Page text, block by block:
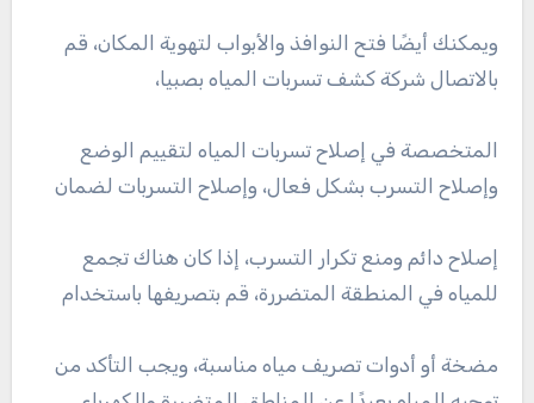
ويمكنك أيضًا فتح النوافذ والأبواب لتهوية المكان، قم
بالاتصال شركة كشف تسربات المياه بصبيا،
المتخصصة في إصلاح تسربات المياه لتقييم الوضع
وإصلاح التسرب بشكل فعال، وإصلاح التسربات لضمان
إصلاح دائم ومنع تكرار التسرب، إذا كان هناك تجمع
للمياه في المنطقة المتضررة، قم بتصريفها باستخدام
مضخة أو أدوات تصريف مياه مناسبة، ويجب التأكد من